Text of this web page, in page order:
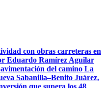
con obras carreteras en
Eduardo Ramírez Aguilar
del camino La
Sabanilla–Benito Juárez,
que supera los 48